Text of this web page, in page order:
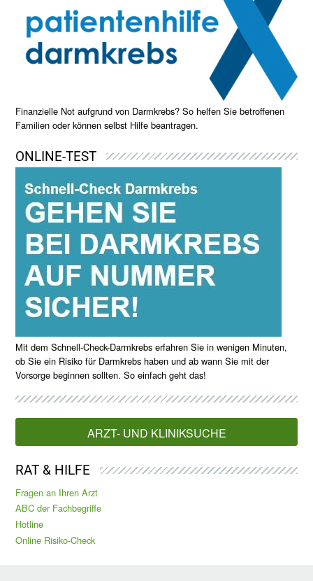
Finanzielle Not aufgrund von Darmkrebs? So helfen Sie betroffenen
Familien oder können selbst Hilfe beantragen.
ONLINE-TEST
Mit dem Schnell-Check-Darmkrebs erfahren Sie in wenigen Minuten,
ob Sie ein Risiko für Darmkrebs haben und ab wann Sie mit der
Vorsorge beginnen sollten. So einfach geht das!
ARZT- UND KLINIKSUCHE
RAT & HILFE
Fragen an Ihren Arzt
ABC der Fachbegriffe
Hotline
Online Risiko-Check